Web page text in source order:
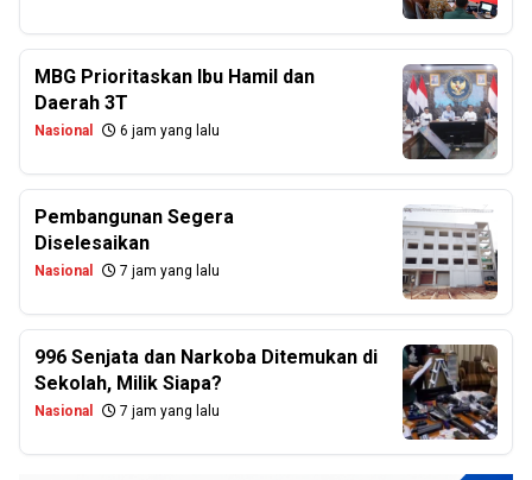
MBG Prioritaskan Ibu Hamil dan
Daerah 3T
Nasional 6 jam yang lalu
Pembangunan Segera
Diselesaikan
Nasional 7 jam yang lalu
996 Senjata dan Narkoba Ditemukan di
Sekolah, Milik Siapa?
Nasional 7 jam yang lalu